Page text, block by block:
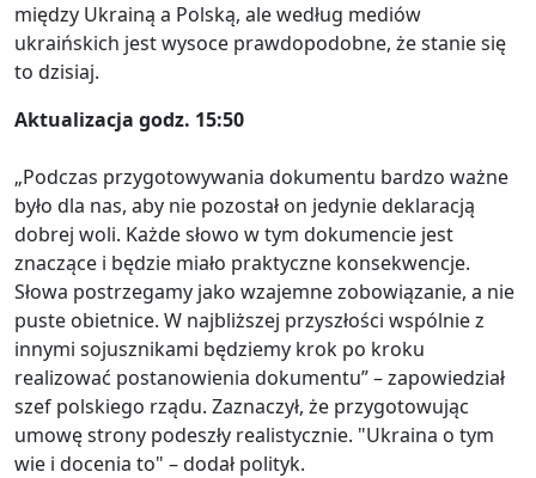
między Ukrainą a Polską, ale według mediów
ukraińskich jest wysoce prawdopodobne, że stanie się
to dzisiaj.
Aktualizacja godz. 15:50
„Podczas przygotowywania dokumentu bardzo ważne
było dla nas, aby nie pozostał on jedynie deklaracją
dobrej woli. Każde słowo w tym dokumencie jest
znaczące i będzie miało praktyczne konsekwencje.
Słowa postrzegamy jako wzajemne zobowiązanie, a nie
puste obietnice. W najbliższej przyszłości wspólnie z
innymi sojusznikami będziemy krok po kroku
realizować postanowienia dokumentu” – zapowiedział
szef polskiego rządu. Zaznaczył, że przygotowując
umowę strony podeszły realistycznie. "Ukraina o tym
wie i docenia to" – dodał polityk.